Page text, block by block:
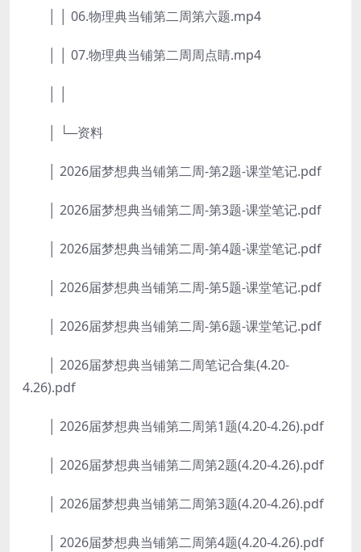
│ │ 06.物理典当铺第二周第六题.mp4
│ │ 07.物理典当铺第二周周点睛.mp4
│ └─资料
│ 2026届梦想典当铺第二周-第2题-课堂笔记.pdf
│ 2026届梦想典当铺第二周-第3题-课堂笔记.pdf
│ 2026届梦想典当铺第二周-第4题-课堂笔记.pdf
│ 2026届梦想典当铺第二周-第5题-课堂笔记.pdf
│ 2026届梦想典当铺第二周-第6题-课堂笔记.pdf
│ 2026届梦想典当铺第二周笔记合集(4.20-
4.26).pdf
│ 2026届梦想典当铺第二周第1题(4.20-4.26).pdf
│ 2026届梦想典当铺第二周第2题(4.20-4.26).pdf
│ 2026届梦想典当铺第二周第3题(4.20-4.26).pdf
│ 2026届梦想典当铺第二周第4题(4.20-4.26).pdf